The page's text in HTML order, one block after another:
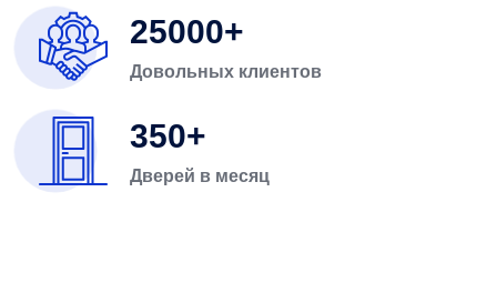
25000
Довольных клиентов
350
Дверей в месяц